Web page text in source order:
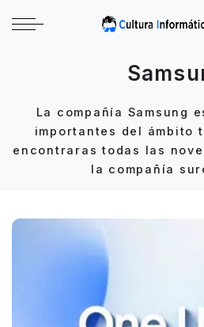
La compañía Samsung
importantes del ámbito
encontraras todas las
la compañía